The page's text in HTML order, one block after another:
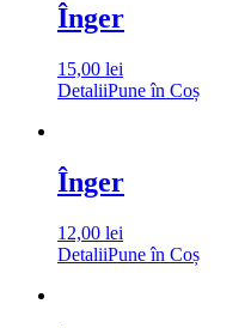
Înger
15,00 lei
DetaliiPune în Coș
Înger
12,00 lei
DetaliiPune în Coș